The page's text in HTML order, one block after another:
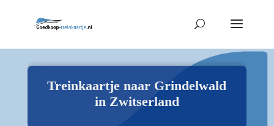
Treinkaartje naar Grindelwald
in Zwitserland